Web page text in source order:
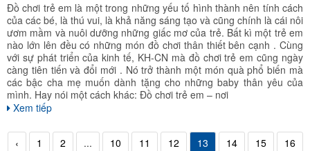
Đồ chơi trẻ em là một trong những yếu tố hình thành nên tính cách
của các bé, là thú vui, là khả năng sáng tạo và cũng chính là cái nôi
ươm mầm và nuôi dưỡng những giấc mơ của trẻ. Bất kì một trẻ em
nào lớn lên đều có những món đồ chơi thân thiết bên cạnh . Cùng
với sự phát triển của kinh tế, KH-CN mà đồ chơi trẻ em cũng ngày
càng tiên tiến và đổi mới . Nó trở thành một món quà phổ biến mà
các bậc cha mẹ muốn dành tặng cho những baby thân yêu của
mình. Hay nói một cách khác: Đồ chơi trẻ em – nơi
Xem tiếp
‹ 1 2 ... 10 11 12 13 14 15
16